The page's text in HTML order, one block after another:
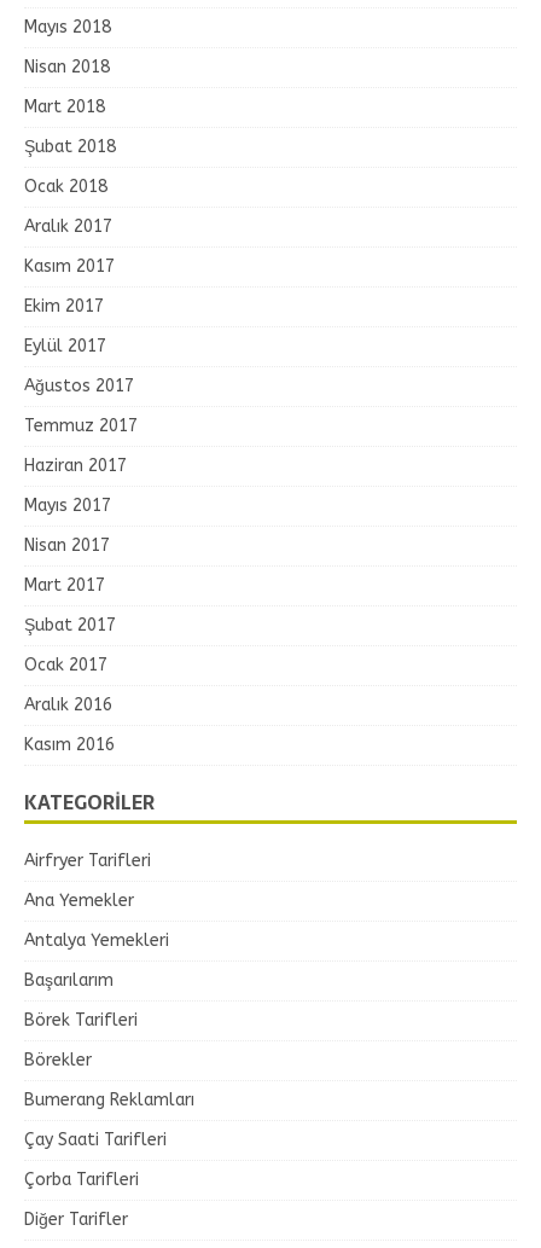
Mayıs 2018
Nisan 2018
Mart 2018
Şubat 2018
Ocak 2018
Aralık 2017
Kasım 2017
Ekim 2017
Eylül 2017
Ağustos 2017
Temmuz 2017
Haziran 2017
Mayıs 2017
Nisan 2017
Mart 2017
Şubat 2017
Ocak 2017
Aralık 2016
Kasım 2016
KATEGORILER
Airfryer Tarifleri
Ana Yemekler
Antalya Yemekleri
Başarılarım
Börek Tarifleri
Börekler
Bumerang Reklamları
Çay Saati Tarifleri
Çorba Tarifleri
Diğer Tarifler